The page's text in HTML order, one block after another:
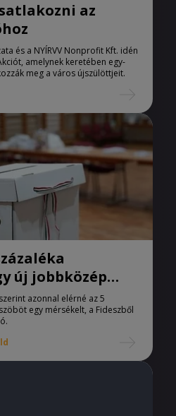
az
és a NYÍRVV Nonprofit Kft. idén
amelynek keretében egy-
meg a város újszülöttjeit.
új jobbközép
azonnal elérné az 5
egy mérsékelt, a Fideszből